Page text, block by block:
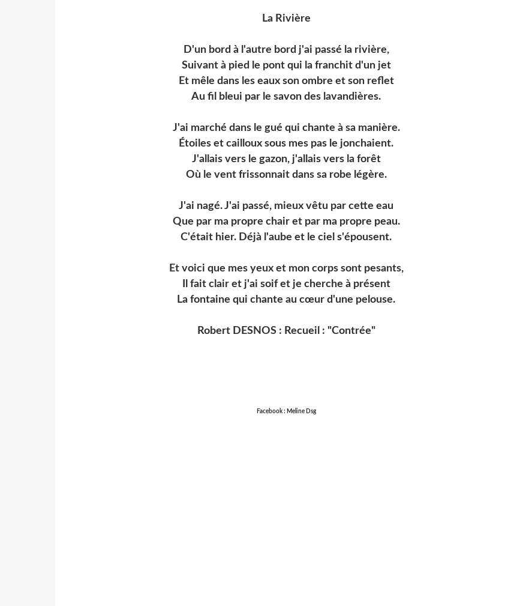
La Rivière
D'un bord à l'autre bord j'ai passé la rivière,
Suivant à pied le pont qui la franchit d'un jet
Et mêle dans les eaux son ombre et son reflet
Au fil bleui par le savon des lavandières.
J'ai marché dans le gué qui chante à sa manière.
Étoiles et cailloux sous mes pas le jonchaient.
J'allais vers le gazon, j'allais vers la forêt
Où le vent frissonnait dans sa robe légère.
J'ai nagé. J'ai passé, mieux vêtu par cette eau
Que par ma propre chair et par ma propre peau.
C'était hier. Déjà l'aube et le ciel s'épousent.
Et voici que mes yeux et mon corps sont pesants,
Il fait clair et j'ai soif et je cherche à présent
La fontaine qui chante au cœur d'une pelouse.
Robert DESNOS : Recueil : "Contrée"
Facebook : Meline Dsg